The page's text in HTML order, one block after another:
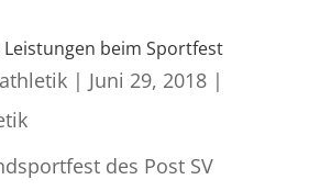
Leistungen beim Sportfest
| Juni 29, 2018|
des Post SV